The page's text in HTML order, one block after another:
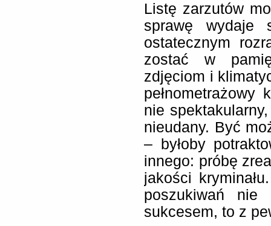
Listę zarzutów
sprawę wydaje
ostatecznym
zostać w
zdjęciom i
nie
nieudany. Być
– byłoby
innego: próbę
jakości
poszukiwań nie
sukcesem, to z